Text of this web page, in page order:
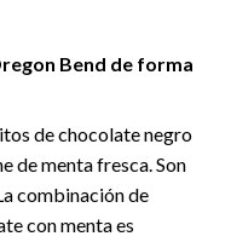
Bend de forma
de chocolate negro
de menta fresca. Son
combinación de
con menta es